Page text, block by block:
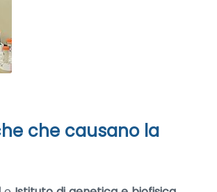
che causano la